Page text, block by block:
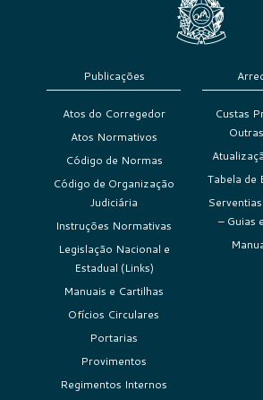
Publicações
Atos do Corregedor
Atos Normativos
Código de Normas
Código de Organização
Judiciária
Instruções Normativas
Legislação Nacional e
Estadual (Links)
Manuais e Cartilhas
Ofícios Circulares
Portarias
Provimentos
Regimentos Internos
Custas
Tabela de
– Guias